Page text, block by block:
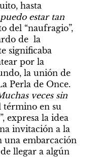
hasta
puedo estar tan
del “naufragio”,
de  la
significaba
por la
la unión de
veces sin
término en su
expresa la idea
invitación a la
una embarcación
llegar a algún